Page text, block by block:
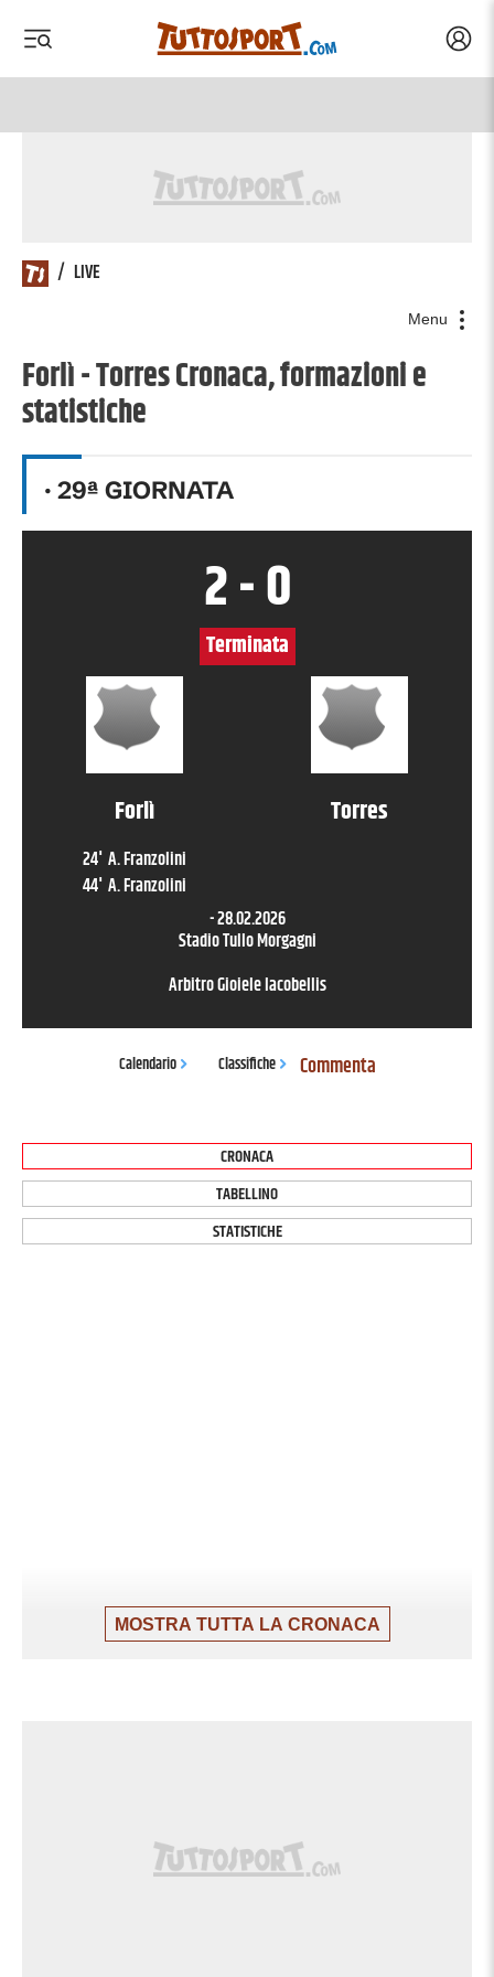
/ LIVE
Menu
Forlì - Torres Cronaca, formazioni e
statistiche
· 29ª GIORNATA
Forlì
24' A. Franzolini
44' A. Franzolini
Torres
2-0
Terminata
-28.02.2026
Stadio Tullo Morgagni
ArbitroGioiele Iacobellis
Calendario Classifiche Commenta
CRONACA
TABELLINO
STATISTICHE
MOSTRA TUTTA LA CRONACA